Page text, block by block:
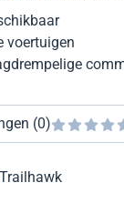
voertuigen
(0)